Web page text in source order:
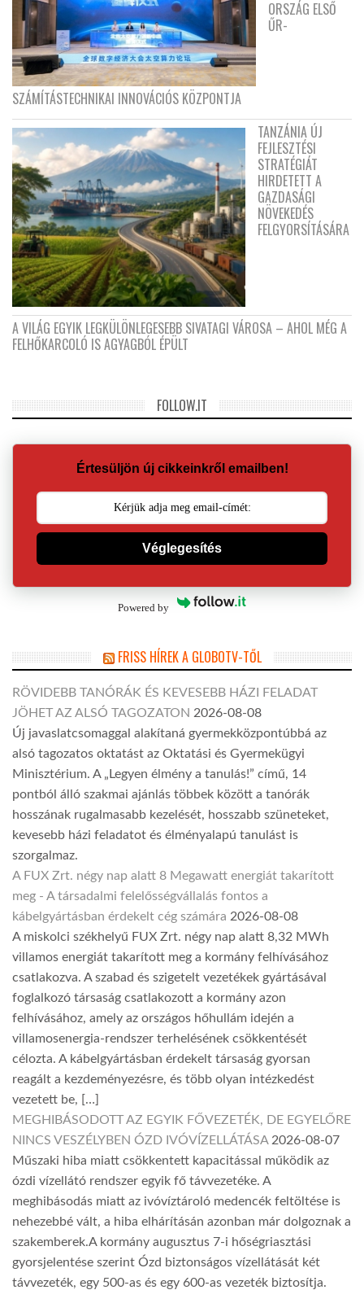
ORSZÁG ELSŐ
ŰR-
SZÁMÍTÁSTECHNIKAI INNOVÁCIÓS KÖZPONTJA
TANZÁNIA ÚJ
FEJLESZTÉSI
STRATÉGIÁT
HIRDETETT A
GAZDASÁGI
NÖVEKEDÉS
FELGYORSÍTÁSÁRA
A VILÁG EGYIK LEGKÜLÖNLEGESEBB SIVATAGI VÁROSA – AHOL MÉG A
FELHŐKARCOLÓ IS AGYAGBÓL ÉPÜLT
FOLLOW.IT
Értesüljön új cikkeinkről emailben!
Véglegesítés
Powered by
FRISS HÍREK A GLOBOTV-TŐL
RÖVIDEBB TANÓRÁK ÉS KEVESEBB HÁZI FELADAT
JÖHET AZ ALSÓ TAGOZATON 2026-08-08
Új javaslatcsomaggal alakítaná gyermekközpontúbbá az
alsó tagozatos oktatást az Oktatási és Gyermekügyi
Minisztérium. A „Legyen élmény a tanulás!” című, 14
pontból álló szakmai ajánlás többek között a tanórák
hosszának rugalmasabb kezelését, hosszabb szüneteket,
kevesebb házi feladatot és élményalapú tanulást is
szorgalmaz.
A FUX Zrt. négy nap alatt 8 Megawatt energiát takarított
meg - A társadalmi felelősségvállalás fontos a
kábelgyártásban érdekelt cég számára 2026-08-08
A miskolci székhelyű FUX Zrt. négy nap alatt 8,32 MWh
villamos energiát takarított meg a kormány felhívásához
csatlakozva. A szabad és szigetelt vezetékek gyártásával
foglalkozó társaság csatlakozott a kormány azon
felhívásához, amely az országos hőhullám idején a
villamosenergia-rendszer terhelésének csökkentését
célozta. A kábelgyártásban érdekelt társaság gyorsan
reagált a kezdeményezésre, és több olyan intézkedést
vezetett be, […]
MEGHIBÁSODOTT AZ EGYIK FŐVEZETÉK, DE EGYELŐRE
NINCS VESZÉLYBEN ÓZD IVÓVÍZELLÁTÁSA 2026-08-07
Műszaki hiba miatt csökkentett kapacitással működik az
ózdi vízellátó rendszer egyik fő távvezetéke. A
meghibásodás miatt az ivóvíztároló medencék feltöltése is
nehezebbé vált, a hiba elhárításán azonban már dolgoznak a
szakemberek.A kormány augusztus 7-i hőségriasztási
gyorsjelentése szerint Ózd biztonságos vízellátását két
távvezeték, egy 500-as és egy 600-as vezeték biztosítja.